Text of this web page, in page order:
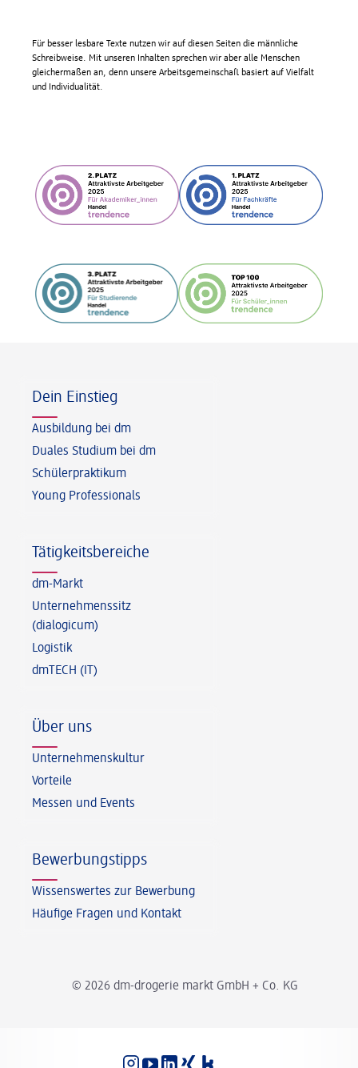
Für besser lesbare Texte nutzen wir auf diesen Seiten die männliche
Schreibweise. Mit unseren Inhalten sprechen wir aber alle Menschen
gleichermaßen an, denn unsere Arbeitsgemeinschaft basiert auf Vielfalt
und Individualität.
© 2026 dm-drogerie markt GmbH + Co. KG
Dein Einstieg
Ausbildung bei dm
Duales Studium bei dm
Schülerpraktikum
Young Professionals
Tätigkeitsbereiche
dm-Markt
Unternehmenssitz
(dialogicum)
Logistik
dmTECH (IT)
Über uns
Unternehmenskultur
Vorteile
Messen und Events
Bewerbungstipps
Wissenswertes zur Bewerbung
Häufige Fragen und Kontakt